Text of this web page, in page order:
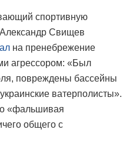
спортивную
Александр Свищев
на пренебрежение
агрессором: «Был
повреждены бассейны
ватерполисты».
«фальшивая
общего с